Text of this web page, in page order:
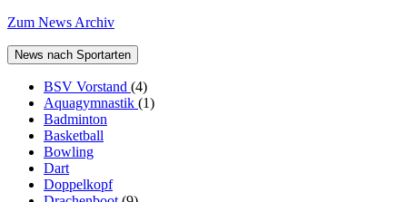
Zum News Archiv
News nach Sportarten
BSV Vorstand (4)
Aquagymnastik (1)
Badminton
Basketball
Bowling
Dart
Doppelkopf